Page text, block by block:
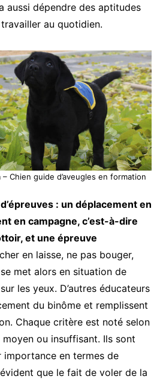
aussi dépendre des aptitudes
au quotidien.
– Chien guide d’aveugles en formation
: un déplacement en
en campagne, c’est-à-dire
et une épreuve
en laisse, ne pas bouger,
met alors en situation de
les yeux. D’autres éducateurs
du binôme et remplissent
Chaque critère est noté selon
ou insuffisant. Ils sont
importance en termes de
que le fait de voler de la